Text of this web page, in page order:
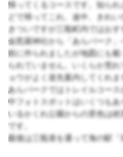
帰ってくるコースです。知ら
どで帰ってこれ、途中、きれ
きついですが三瓶町内ではおす
金毘羅神社から「あらパーク」
前に作られましたが地図にも
られていません。いくらか荒れ
ョウがよく道先案内してくれま
あらパークではトレイルコー
中フォトスポットはいくつも
いるかくれ公園からの景色は
です。
最後は三瓶港を通って海の駅「